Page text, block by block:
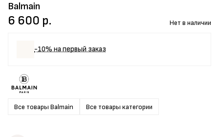
Balmain
Все товары Balmain Все товары категории
6 600 р. Нет в наличии
-10% на первый заказ